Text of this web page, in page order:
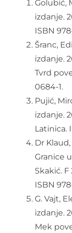
Golubić,
izdanje.
ISBN
Šranc,
izdanje.
Tvrd
0684-1.
Pujić,
izdanje.
Latinica.
Dr
Granice
Skakić. F
ISBN
G. Vajt,
izdanje.
Mek